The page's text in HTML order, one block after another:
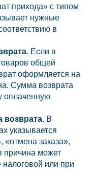
прихода» с типом
нужные
в
. Если в
общей
оформляется на
Сумма возврата
оплаченную
возврата. В
указывается
«отмена заказа»,
может
налоговой или при